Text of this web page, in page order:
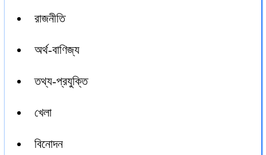
রাজনীতি
অর্থ-বাণিজ্য
তথ্য-প্রযুক্তি
খেলা
বিনোদন